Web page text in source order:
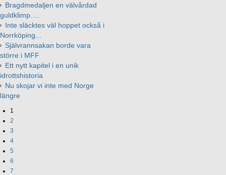
Bragdmedaljen en välvårdad
guldklimp….
Inte släcktes väl hoppet också i
Norrköping...
Självrannsakan borde vara
större i MFF
Ett nytt kapitel i en unik
idrottshistoria
Nu skojar vi inte med Norge
längre
1
2
3
4
5
6
7